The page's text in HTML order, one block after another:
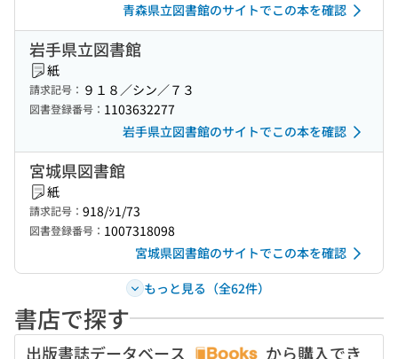
青森県立図書館のサイトでこの本を確認
岩手県立図書館
紙
請求記号： ９１８／シン／７３
図書登録番号： 1103632277
岩手県立図書館のサイトでこの本を確認
宮城県図書館
紙
請求記号： 918/ｼ1/73
図書登録番号： 1007318098
宮城県図書館のサイトでこの本を確認
もっと見る（全62件）
書店で探す
出版書誌データベース から購入でき